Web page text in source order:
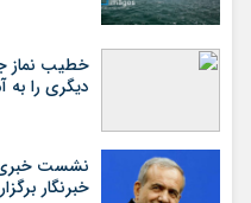
خطیب نماز
دیگری را به
نشست خبری
خبرنگار